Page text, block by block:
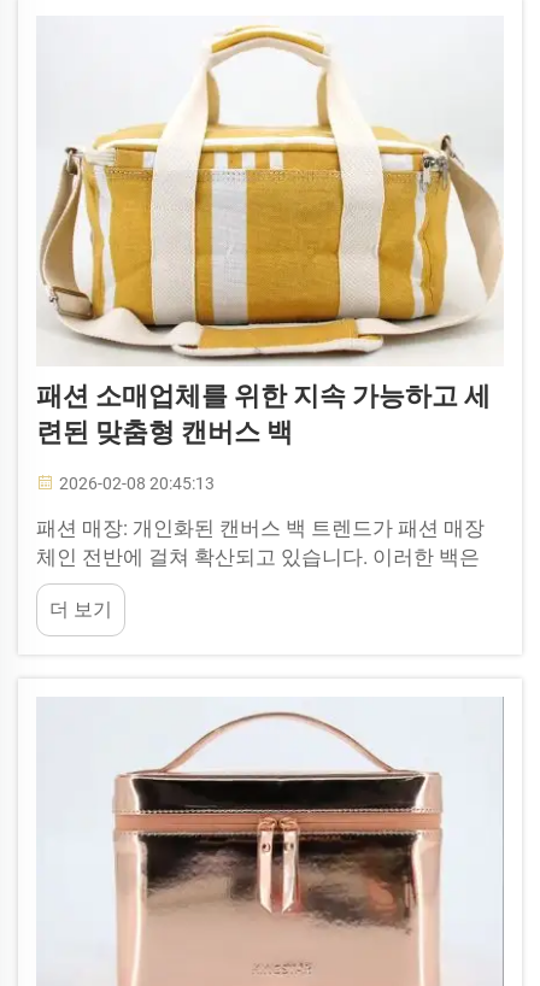
패션 소매업체를 위한 지속 가능하고 세
련된 맞춤형 캔버스 백
2026-02-08 20:45:13
패션 매장: 개인화된 캔버스 백 트렌드가 패션 매장
체인 전반에 걸쳐 확산되고 있습니다. 이러한 백은
단순히 세련된 외관을 갖춘 것뿐 아니라 지구에도 이
로운 제품입니다. 쇼핑을 하는 소비자들은 멋진 외모
를 연출하는 동시에 이 지구를 위해 진정으로 좋은
더 보기